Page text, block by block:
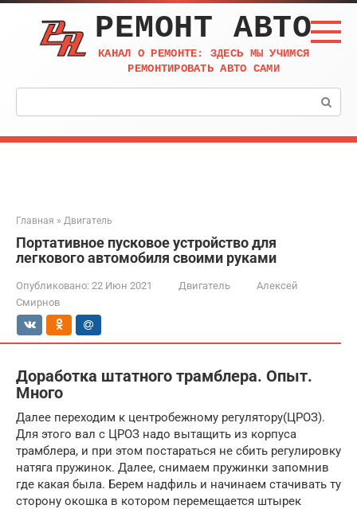
Перейти
контенту
РЕМОНТ АВТО
КАНАЛ О РЕМОНТЕ: ЗДЕСЬ МЫ УЧИМСЯ
РЕМОНТИРОВАТЬ АВТО САМИ
Поиск:
Главная » Двигатель
Портативное пусковое устройство для
легкового автомобиля своими руками
Опубликовано: 22 Июн 2021 Двигатель
Алексей
Смирнов
Доработка штатного трамблера. Опыт.
Много
Далее переходим к центробежному регулятору(ЦРОЗ).
Для этого вал с ЦРОЗ надо вытащить из корпуса
трамблера, и при этом постараться не сбить регулировку
натяга пружинок. Далее, снимаем пружинки запомнив
где какая была. Берем надфиль и начинаем стачивать ту
сторону окошка в котором перемещается штырек